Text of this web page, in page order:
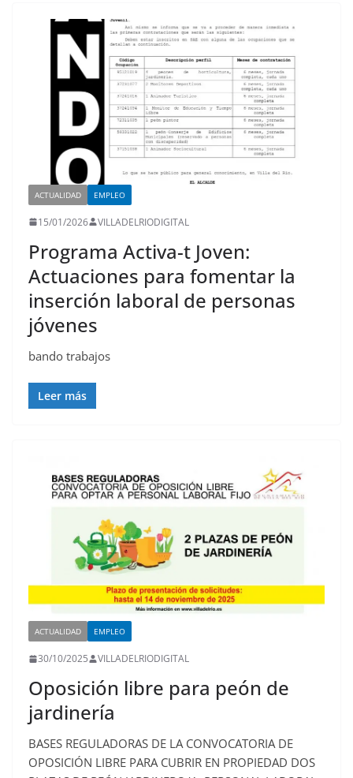
ACTUALIDAD EMPLEO
15/01/2026 VILLADELRIODIGITAL
Programa Activa-t Joven:
Actuaciones para fomentar la
inserción laboral de personas
jóvenes
bando trabajos
Leer más
ACTUALIDAD EMPLEO
30/10/2025 VILLADELRIODIGITAL
Oposición libre para peón de
jardinería
BASES REGULADORAS DE LA CONVOCATORIA DE
OPOSICIÓN LIBRE PARA CUBRIR EN PROPIEDAD DOS